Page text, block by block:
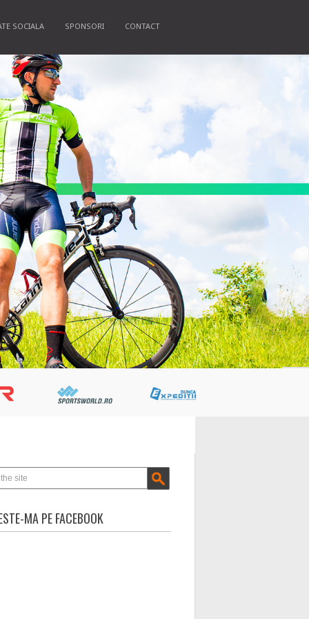
SOCIALA SPONSORI CONTACT
MA PE FACEBOOK